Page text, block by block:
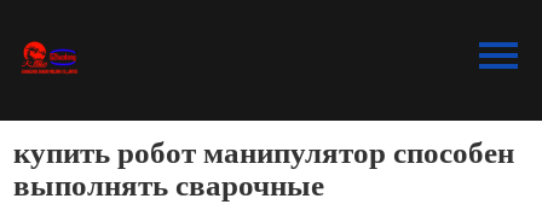
Bидео
купить робот манипулятор способен
выполнять сварочные